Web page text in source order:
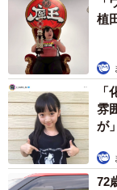
でも、お水ぐら
れて庭に置きまし
「お水、ここにあ
お母さんはつみ
嬉しそうにお水を
植
雰
が
72